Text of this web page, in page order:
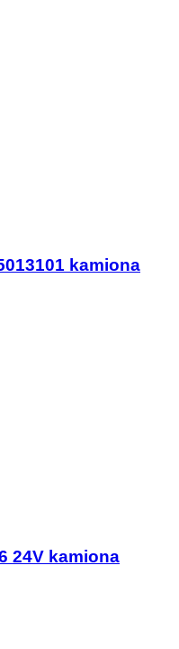
kamiona
24V kamiona